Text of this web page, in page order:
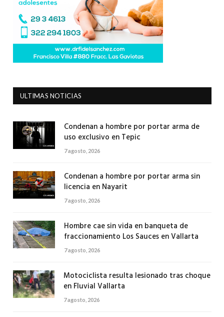
ULTIMAS NOTICIAS
Condenan a hombre por portar arma de
uso exclusivo en Tepic
7 agosto, 2026
Condenan a hombre por portar arma sin
licencia en Nayarit
7 agosto, 2026
Hombre cae sin vida en banqueta de
fraccionamiento Los Sauces en Vallarta
7 agosto, 2026
Motociclista resulta lesionado tras choque
en Fluvial Vallarta
7 agosto, 2026